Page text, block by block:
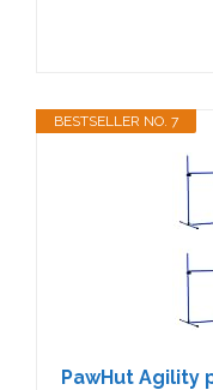
BESTSELLER NO. 7
PawHut Agility